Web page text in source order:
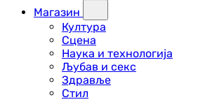
Магазин
Култура
Сцена
Наука и технологија
Љубав и секс
Здравље
Стил